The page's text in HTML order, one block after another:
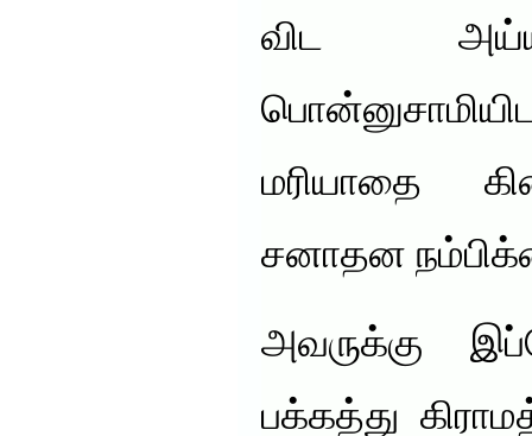
விட
மரியாதை
சனாதன
அவருக்கு
பக்கத்து